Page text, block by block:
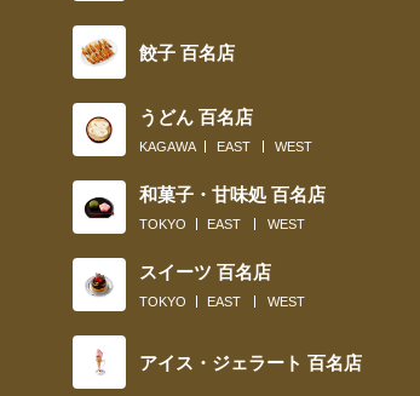
餃子 百名店
うどん 百名店
KAGAWA EAST WEST
和菓子・甘味処 百名店
TOKYO EAST WEST
スイーツ 百名店
TOKYO EAST WEST
アイス・ジェラート 百名店